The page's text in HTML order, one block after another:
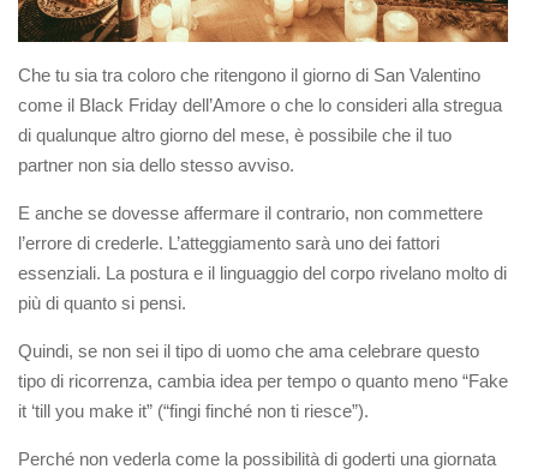
Che tu sia tra coloro che ritengono il giorno di San Valentino
come il Black Friday dell’Amore o che lo consideri alla stregua
di qualunque altro giorno del mese, è possibile che il tuo
partner non sia dello stesso avviso.
E anche se dovesse affermare il contrario, non commettere
l’errore di crederle. L’atteggiamento sarà uno dei fattori
essenziali. La postura e il linguaggio del corpo rivelano molto di
più di quanto si pensi.
Quindi, se non sei il tipo di uomo che ama celebrare questo
tipo di ricorrenza, cambia idea per tempo o quanto meno “Fake
it ‘till you make it” (“fingi finché non ti riesce”).
Perché non vederla come la possibilità di goderti una giornata